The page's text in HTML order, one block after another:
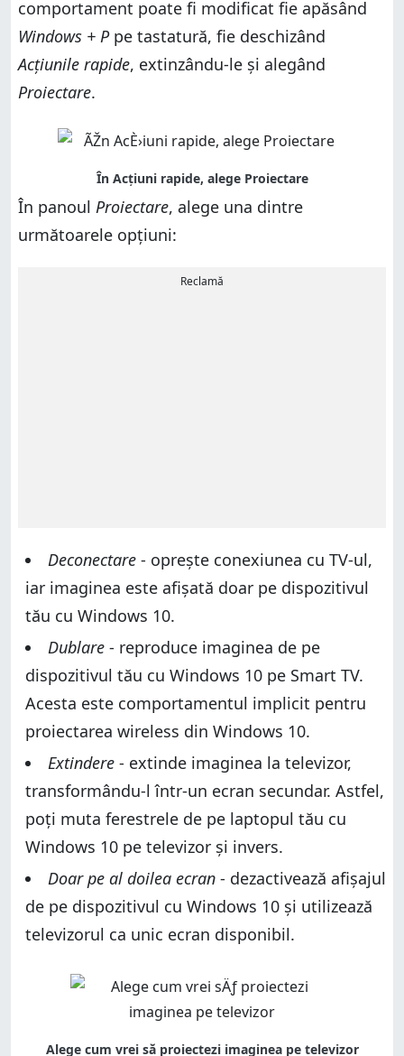
comportament poate fi modificat fie apăsând
Windows + Ppe tastatură, fie deschizând
Acțiunile rapide, extinzându-le și alegând
Proiectare.
În panoul Proiectare, alege una dintre
următoarele opțiuni:
Reclamă
Deconectare - oprește conexiunea cu TV-ul,
iar imaginea este afișată doar pe dispozitivul
tău cu Windows 10.
Dublare - reproduce imaginea de pe
dispozitivul tău cu Windows 10 pe Smart TV.
Acesta este comportamentul implicit pentru
proiectarea wireless din Windows 10.
Extindere - extinde imaginea la televizor,
transformându-l într-un ecran secundar. Astfel,
poți muta ferestrele de pe laptopul tău cu
Windows 10 pe televizor și invers.
Doar pe al doilea ecran - dezactivează afișajul
de pe dispozitivul cu Windows 10 și utilizează
televizorul ca unic ecran disponibil.